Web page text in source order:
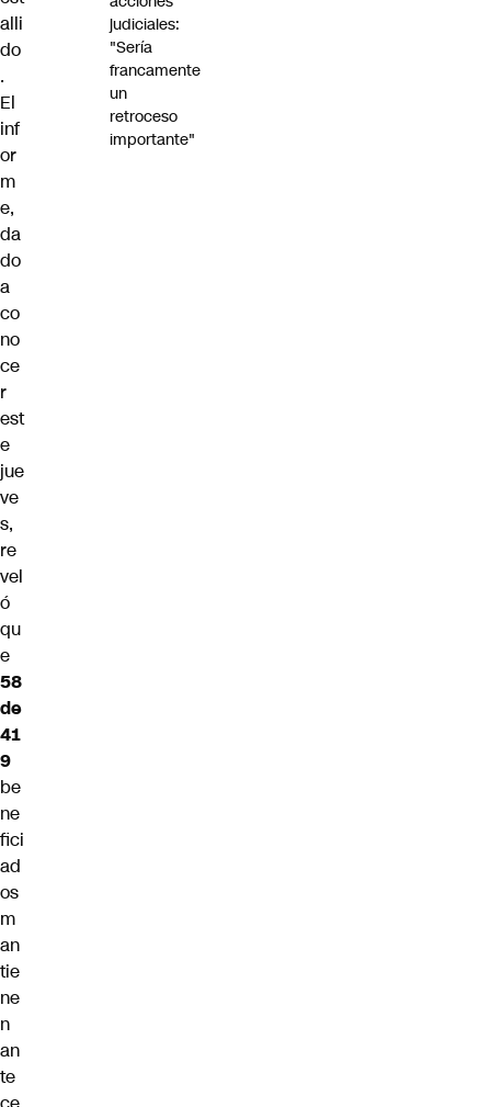
alli
do
.
El
inf
or
m
e,
da
do
a
co
no
ce
r
est
e
jue
ve
s,
re
vel
ó
qu
e
58
de
41
9
be
ne
fici
ad
os
m
an
tie
ne
n
an
te
judiciales:
"Sería
francamente
un
retroceso
importante"